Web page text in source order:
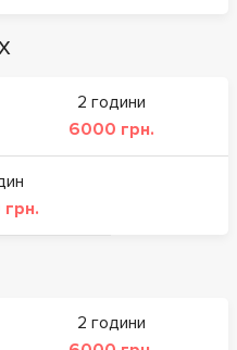
2 години
6000 грн.
2 години